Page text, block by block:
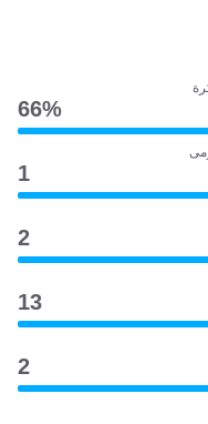
66‎%‎
1
2
13
2